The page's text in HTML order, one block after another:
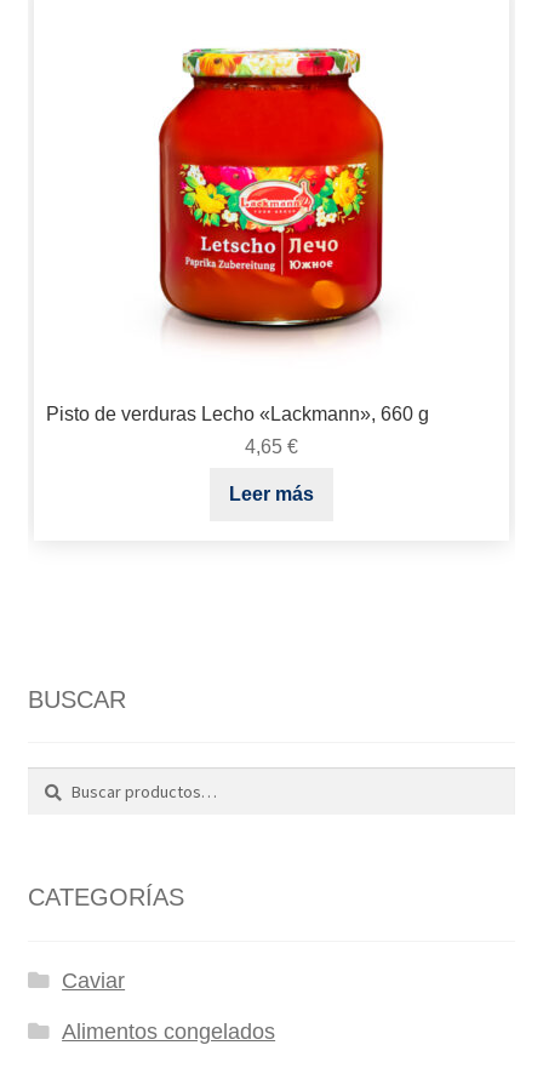
Pisto de verduras Lecho «Lackmann», 660 g
4,65 €
Leer más
BUSCAR
Buscar
CATEGORÍAS
Caviar
Alimentos congelados